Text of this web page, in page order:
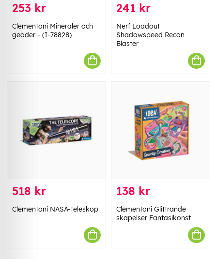
253 kr
Clementoni Mineraler och
geoder - (I-78828)
241 kr
Nerf Loadout
Shadowspeed Recon
Blaster
518 kr
Clementoni NASA-teleskop
138 kr
Clementoni Glittrande
skapelser Fantasikonst